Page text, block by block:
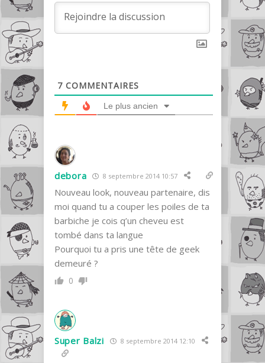
7 COMMENTAIRES
Le plus ancien
debora 8 septembre 2014 10:57
Nouveau look, nouveau partenaire, dis
moi quand tu a couper les poiles de ta
barbiche je cois q’un cheveu est
tombé dans ta langue
Pourquoi tu a pris une tête de geek
demeuré ?
0
Super Balzi 8 septembre 2014 12:10